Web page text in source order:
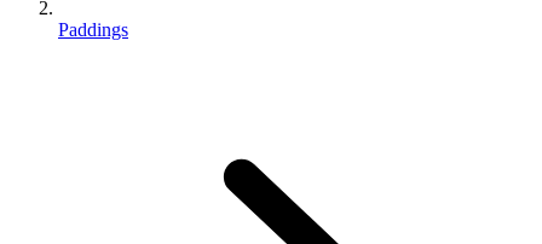
Paddings